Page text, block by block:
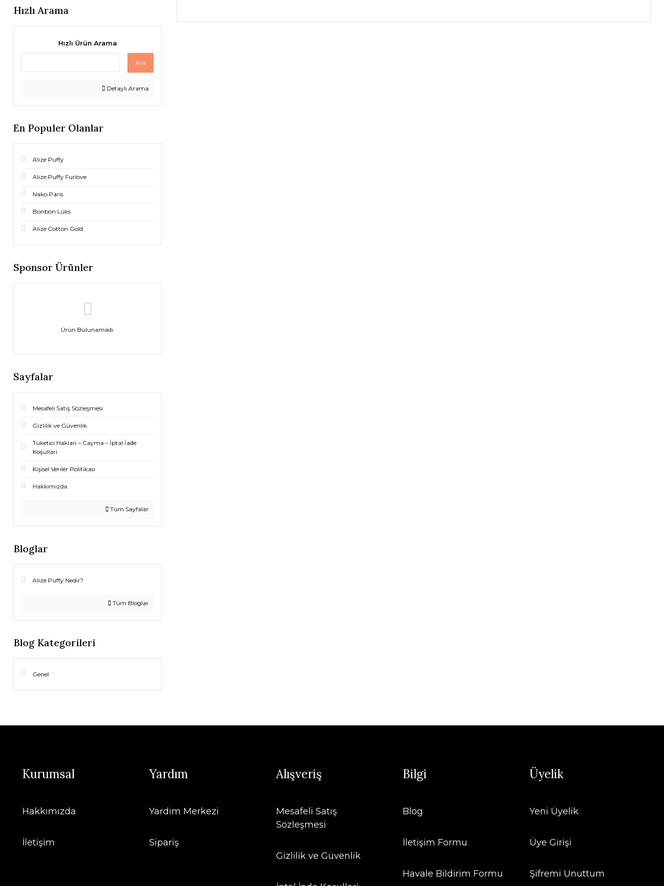
Hızlı Arama
Hızlı Ürün Arama
Ara
Detaylı Arama
En Populer Olanlar
Alize Puffy
Alize Puffy Furlove
Nako Paris
Bonbon Lüks
Alize Cotton Gold
Sponsor Ürünler
Ürün Bulunamadı.
Sayfalar
Mesafeli Satış Sözleşmesi
Gizlilik ve Güvenlik
Tüketici Haklari – Cayma – İptal İade
Koşullari
Kişisel Veriler Politikası
Hakkımızda
Tüm Sayfalar
Bloglar
Alize Puffy Nedir?
Tüm Bloglar
Blog Kategorileri
Genel
Kurumsal
Hakkımızda
İletişim
Yardım
Yardım Merkezi
Sipariş
Alışveriş
Mesafeli Satış
Sözleşmesi
Gizlilik ve Güvenlik
Bilgi
Blog
İletişim Formu
Havale Bildirim Formu
Üyelik
Yeni Üyelik
Üye Girişi
Şifremi Unuttum